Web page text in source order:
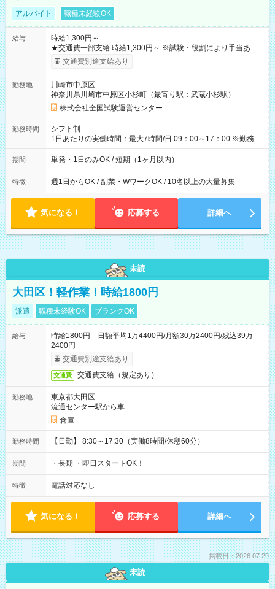
アルバイト 職種未経験OK
給与
時給1,300円～
★交通費一部支給 時給1,300円～ ※試験・役割により手当あり
※勤務回数により昇給あり 【即給（前払い）オプションあ
り！】 希望される場合、勤務から1週間ほどで給与の一部を受け
例】 ・河合塾模擬試験 8:30～17:30（休憩1時間） 時給1,300円
×8時間＝日収10,400円＋交通費 ※当日の役割により時給＋100
円の場合あり ・国家試験 7:00～13:30（休憩なし） 時給1,300
円（役割手当＋100円）×6時間＝日収8,400円＋交通費 【試用期
間】試用期間なし
交通費別途支給あり
勤務地
川崎市中原区
神奈川県川崎市中原区小杉町（最寄り駅：武蔵小杉駅）
株式会社全国試験運営センター
勤務時間
シフト制
1日あたりの実働時間：最大7時間/日 09：00～17：00 ※勤務時
間は 試験により異なります。
期間 単発・1日のみOK / 短期（1ヶ月以内）
特徴 週1日からOK / 副業・WワークOK / 10名以上の大量募集
気になる！ 応募する 詳細へ
未読
大田区！軽作業！時給1800円
派遣 職種未経験OK ブランクOK
給与
時給1800円 日額平均1万4400円/月額30万2400円/残込39万
2400円
交通費別途支給あり
交通費 交通費支給（規定あり）
勤務地
東京都大田区
流通センター駅から車
倉庫
勤務時間 【日勤】 8:30～17:30（実働8時間/休憩60分）
期間 ・長期 ・即日スタートOK！
特徴 電話対応なし
気になる！ 応募する 詳細へ
掲載日：2026.07.29
未読